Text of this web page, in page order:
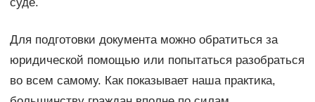
Для подготовки документа можно обратиться за
юридической помощью или попытаться разобраться
во всем самому. Как показывает наша практика,